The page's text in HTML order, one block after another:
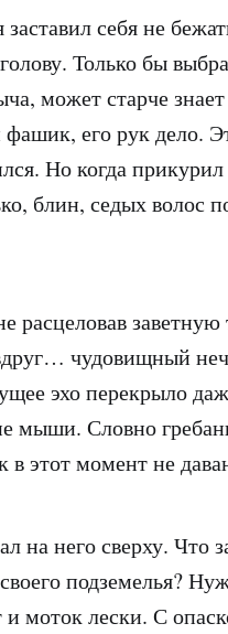
себя не
Только бы
может старче
его рук дело.
Но когда
блин, седых волос
расцеловав заветную
чудовищный
эхо перекрыло
мыши. Словно
в этот момент не
на него сверху. Что
подземелья?
моток лески. С